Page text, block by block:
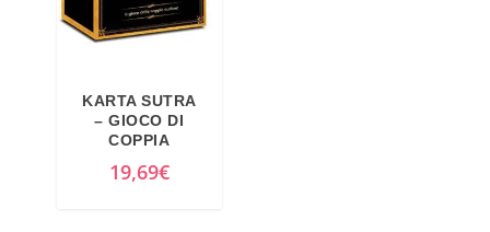
KARTA SUTRA
– GIOCO DI
COPPIA
19,69€